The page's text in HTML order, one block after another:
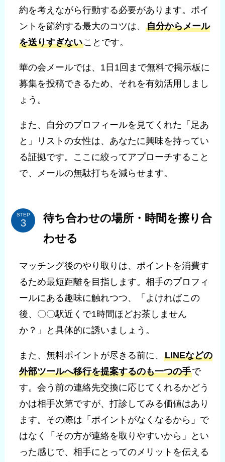
約を考えながら行動する必要があります。ポイ
ントを節約する最大のコツは、自分からメール
を送りすぎないことです。
華の会メールでは、1日1回まで無料で掲示板に
募集を投稿できるため、それを有効活用しまし
ょう。
また、自分のプロフィールを見てくれた「足あ
と」リストの女性は、あなたに興味を持ってい
る証拠です。ここに絞ってアプローチすること
で、メールの無駄打ちを減らせます。
STEP
待ち合わせの場所・時間を擦り合
わせる
マッチング後のやり取りは、ポイントを消費す
るため最短距離を目指します。相手のプロフィ
ールにある趣味に触れつつ、「よければこの
後、〇〇駅近くで1時間ほどお茶しません
か？」と具体的に誘いましょう。
また、無料ポイントが尽きる前に、LINEなどの
外部ツールへ移行を提案するのも一つの手で
す。会う前の連絡先交換に応じてくれるかどう
かは相手次第ですが、打診してみる価値はあり
ます。その際は「ポイントがなくなるから」で
はなく「その方が連絡を取りやすいから」とい
った感じで、相手にとってのメリットを伝える